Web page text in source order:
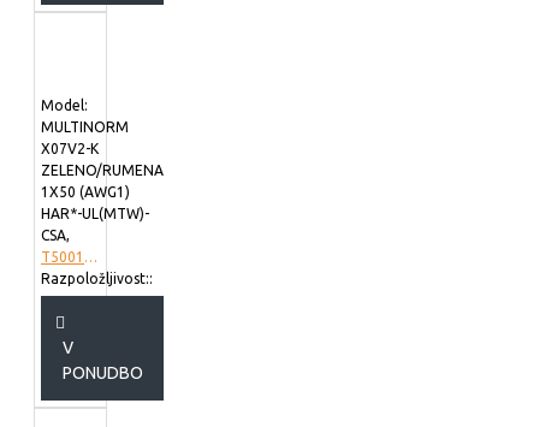
Model:
MULTINORM
X07V2-K
ZELENO/RUMENA
1X50 (AWG1)
HAR*-UL(MTW)-
CSA,
T5001027
Razpoložljivost::
V
PONUDBO